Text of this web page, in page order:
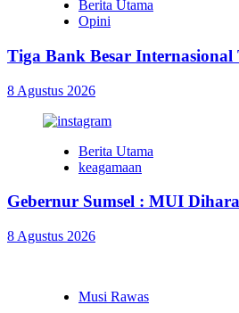
Berita Utama
Opini
Tiga Bank Besar
8 Agustus 2026
Berita Utama
keagamaan
Gebernur Sumsel : MUI
8 Agustus 2026
Musi Rawas